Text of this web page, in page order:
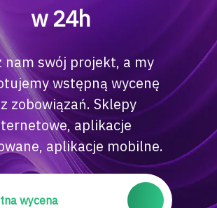
w 24h
nam swój projekt, a my
wstępną wycenę
zobowiązań. Sklepy
aplikacje
aplikacje mobilne.
wycena